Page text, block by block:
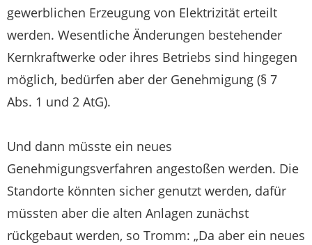
gewerblichen Erzeugung von Elektrizität erteilt
werden. Wesentliche Änderungen bestehender
Kernkraftwerke oder ihres Betriebs sind hingegen
möglich, bedürfen aber der Genehmigung (§ 7
Abs. 1 und 2 AtG).
Und dann müsste ein neues
Genehmigungsverfahren angestoßen werden. Die
Standorte könnten sicher genutzt werden, dafür
müssten aber die alten Anlagen zunächst
rückgebaut werden, so Tromm: „Da aber ein neues